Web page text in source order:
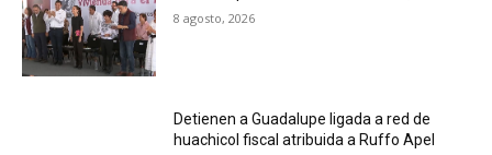
8 agosto, 2026
Detienen a Guadalupe ligada a red de
huachicol fiscal atribuida a Ruffo Apel